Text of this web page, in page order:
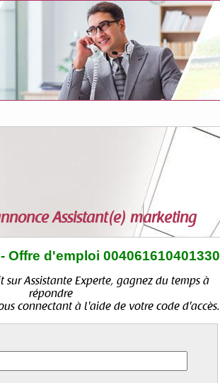
Assistant(e) marketing
Offre d'emploi 004061610401330
sur Assistante Experte, gagnez du temps à
répondre
connectant à l'aide de votre code d'accès.